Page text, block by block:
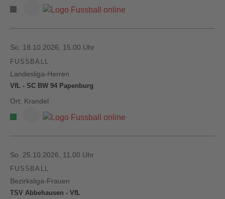
So. 18.10.2026, 15.00 Uhr
FUSSBALL
Landesliga-Herren
VfL - SC BW 94 Papenburg
Ort: Krandel
So. 25.10.2026, 11.00 Uhr
FUSSBALL
Bezirksliga-Frauen
TSV Abbehausen - VfL